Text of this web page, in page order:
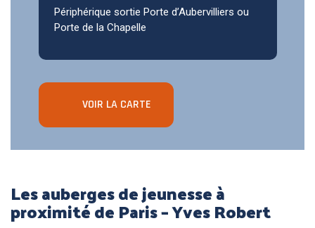
Périphérique sortie Porte d’Aubervilliers ou
Porte de la Chapelle
VOIR LA CARTE
Les auberges de jeunesse à
proximité de Paris – Yves Robert